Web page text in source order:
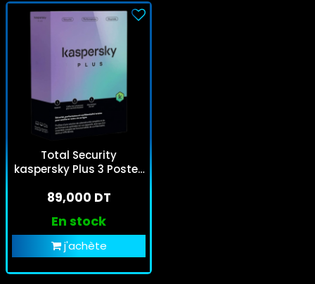
Total Security
kaspersky Plus 3 Postes
89,000 DT
En stock
j'achète